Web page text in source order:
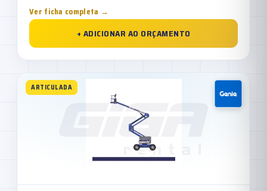
Ver ficha completa →
+ ADICIONAR AO ORÇAMENTO
ARTICULADA